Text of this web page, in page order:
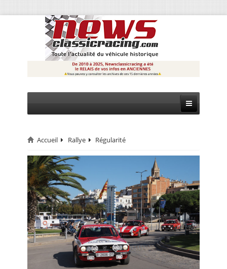
CIRCUIT
RALLYE
MONTAGNE
EVÈNEMENTS
CALENDRIER
Accueil Rallye Régularité